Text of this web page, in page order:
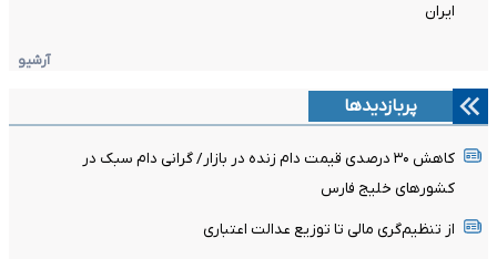
ایران
آرشیو
پربازدیدها
کاهش ۳۰ درصدی قیمت دام زنده در بازار/ گرانی دام سبک در
کشور‌های خلیج فارس
از تنظیم‌گری مالی تا توزیع عدالت اعتباری